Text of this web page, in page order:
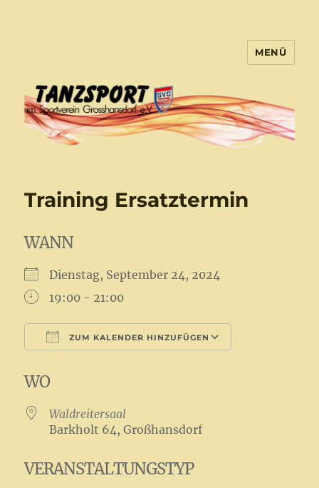
MENÜ
Training Ersatztermin
WANN
Dienstag, September 24, 2024
19:00 - 21:00
ZUM KALENDER HINZUFÜGEN
WO
Waldreitersaal
Barkholt 64, Großhansdorf
VERANSTALTUNGSTYP